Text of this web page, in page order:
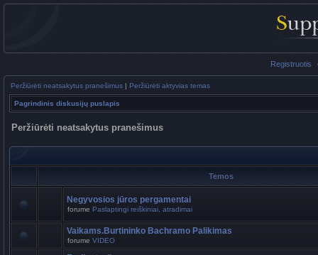
Registruotis
Peržiūrėti neatsakytus pranešimus | Peržiūrėti aktyvias temas
Pagrindinis diskusijų puslapis
Peržiūrėti neatsakytus pranešimus
Temos
Negyvosios jūros pergamentai
forume Paslaptingi reiškiniai, atradimai
Vaikams.Burtininko Bachramo Palikimas
forume VIDEO